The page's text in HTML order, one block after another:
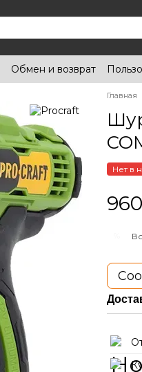
Обмен и возврат
Главная
Нет в